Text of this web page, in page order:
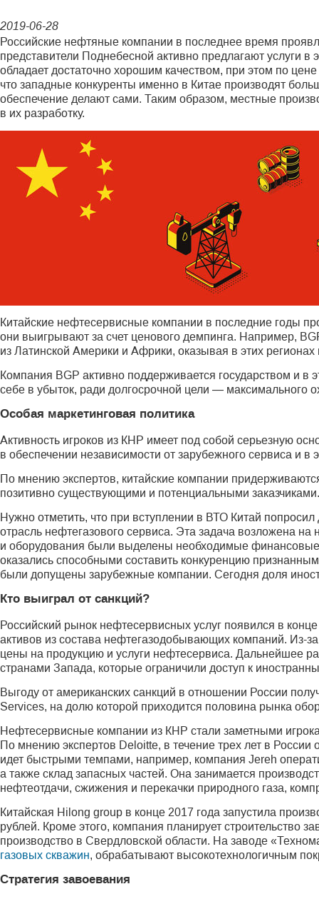
2019-06-28
Российские нефтяные компании в последнее время
представители Поднебесной активно предлагают услуги
обладает достаточно хорошим качеством, при этом по
что западные конкуренты именно в Китае производят
обеспечение делают сами. Таким образом, местные
в их разработку.
Китайские нефтесервисные компании в последние годы
они выигрывают за счет ценового демпинга. Например,
из Латинской Америки и Африки, оказывая в этих регионах
Компания BGP активно поддерживается государством и
себе в убыток, ради долгосрочной цели — максимального
Особая маркетинговая политика
Активность игроков из КНР имеет под собой серьезную
в обеспечении независимости от зарубежного сервиса и
По мнению экспертов, китайские компании
позитивно существующими и потенциальными
Нужно отметить, что при вступлении в ВТО Китай
отрасль нефтегазового сервиса. Эта задача возложена
и оборудования были выделены необходимые финансовые
оказались способными составить конкуренцию
были допущены зарубежные компании. Сегодня доля
Кто выиграл от санкций?
Российский рынок нефтесервисных услуг появился в
активов из состава нефтегазодобывающих компаний. Из-
цены на продукцию и услуги нефтесервиса. Дальнейшее
странами Запада, которые ограничили доступ к
Выгоду от американских санкций в отношении России
Services, на долю которой приходится половина рынка
Нефтесервисные компании из КНР стали заметными
По мнению экспертов Deloitte, в течение трех лет в
идет быстрыми темпами, например, компания Jereh
а также склад запасных частей. Она занимается
нефтеотдачи, сжижения и перекачки природного газа,
Китайская Hilong group в конце 2017 года запустила
рублей. Кроме этого, компания планирует строительство
производство в Свердловской области. На заводе
газовых скважин, обрабатывают высокотехнологичным
Стратегия завоевания